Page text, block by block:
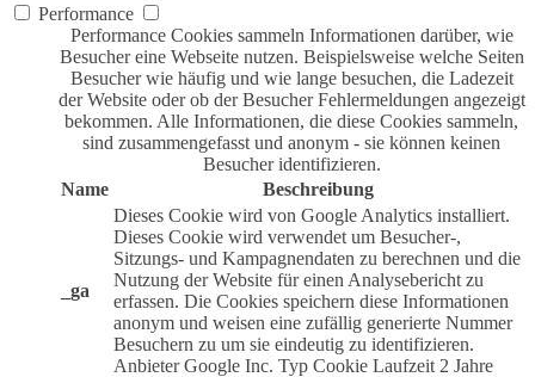
Performance
Performance Cookies sammeln Informationen darüber, wie
Besucher eine Webseite nutzen. Beispielsweise welche Seiten
Besucher wie häufig und wie lange besuchen, die Ladezeit
der Website oder ob der Besucher Fehlermeldungen angezeigt
bekommen. Alle Informationen, die diese Cookies sammeln,
sind zusammengefasst und anonym - sie können keinen
Besucher identifizieren.
Name
Beschreibung
_ga
Dieses Cookie wird von Google Analytics installiert.
Dieses Cookie wird verwendet um Besucher-,
Sitzungs- und Kampagnendaten zu berechnen und die
Nutzung der Website für einen Analysebericht zu
erfassen. Die Cookies speichern diese Informationen
anonym und weisen eine zufällig generierte Nummer
Besuchern zu um sie eindeutig zu identifizieren.
Anbieter Google Inc. Typ Cookie Laufzeit 2 Jahre